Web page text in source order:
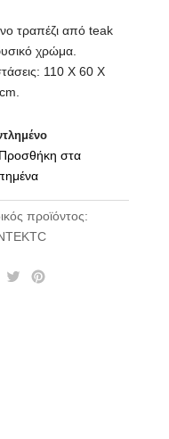
τραπέζι από teak
χρώμα.
110 Χ 60 Χ
Προσθήκη στα
προϊόντος:
T